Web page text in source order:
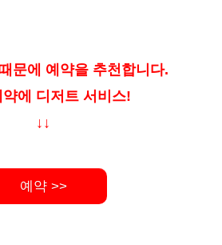
문에 예약을 추천합니다.
에 디저트 서비스!
↓↓
예약 >>